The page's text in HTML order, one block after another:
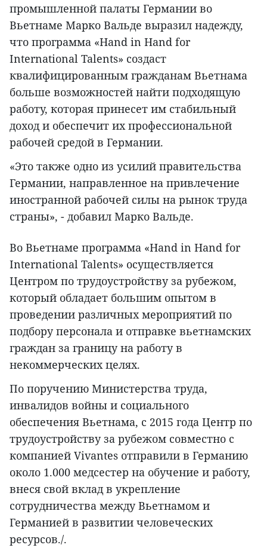
промышленной палаты Германии во
Вьетнаме Марко Вальде выразил надежду,
что программа «Hand in Hand for
International Talents» создаст
квалифицированным гражданам Вьетнама
больше возможностей найти подходящую
работу, которая принесет им стабильный
доход и обеспечит их профессиональной
рабочей средой в Германии.
«Это также одно из усилий правительства
Германии, направленное на привлечение
иностранной рабочей силы на рынок труда
страны», - добавил Марко Вальде.
Во Вьетнаме программа «Hand in Hand for
International Talents» осуществляется
Центром по трудоустройству за рубежом,
который обладает большим опытом в
проведении различных мероприятий по
подбору персонала и отправке вьетнамских
граждан за границу на работу в
некоммерческих целях.
По поручению Министерства труда,
инвалидов войны и социального
обеспечения Вьетнама, с 2015 года Центр по
трудоустройству за рубежом совместно с
компанией Vivantes отправили в Германию
около 1.000 медсестер на обучение и работу,
внеся свой вклад в укрепление
сотрудничества между Вьетнамом и
Германией в развитии человеческих
ресурсов./.